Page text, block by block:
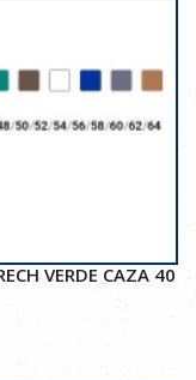
VERDE CAZA 40